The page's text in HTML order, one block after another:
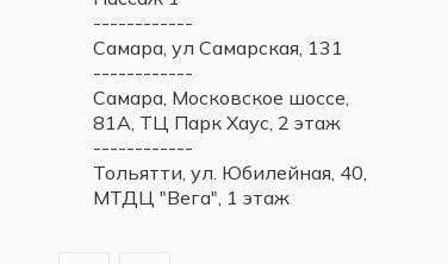
------------
Самара, ул Самарская, 131
------------
Самара, Московское шоссе,
81А, ТЦ Парк Хаус, 2 этаж
------------
Тольятти, ул. Юбилейная, 40,
МТДЦ "Вега", 1 этаж